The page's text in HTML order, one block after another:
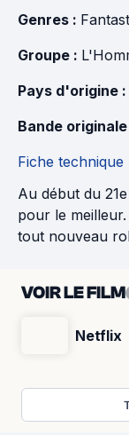
Genres :
Groupe :
Pays d'origine :
Bande originale
Fiche technique
Au début du
pour le
tout nouveau
VOIR LE FILM
Netflix